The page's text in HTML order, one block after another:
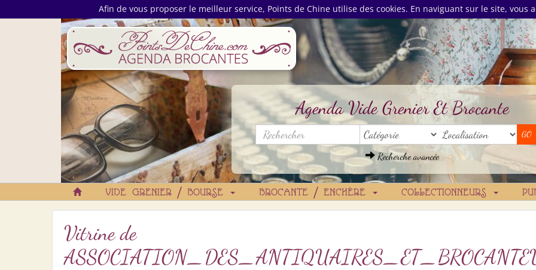
Afin de vous proposer le meilleur service, Points de Chine utilise des cookies. En naviguant sur le site,
Agenda Vide Grenier Et Brocante
Recherche avancée
VIDE GRENIER / BOURSE BROCANTE / ENCHÈRE COLLECTIONNEURS
Vitrine de